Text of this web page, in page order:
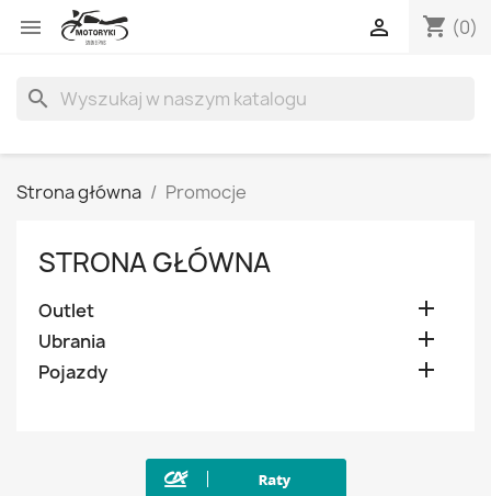
 shopping_cart (0)

search
Strona główna Promocje
STRONA GŁÓWNA
Outlet 
Ubrania 
Pojazdy 